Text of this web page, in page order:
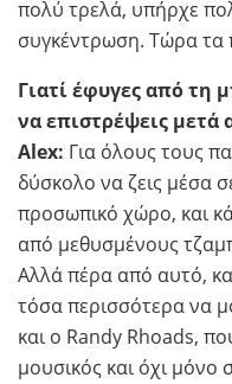
πολύ τρελά, υπήρχε
συγκέντρωση. Τώρα τα
Γιατί έφυγες από τη
να επιστρέψεις μετά
Alex: Για όλους τους
δύσκολο να ζεις μέσα
προσωπικό χώρο, και
από μεθυσμένους
Αλλά πέρα από αυτό,
τόσα περισσότερα να
και ο Randy Rhoads,
μουσικός και όχι